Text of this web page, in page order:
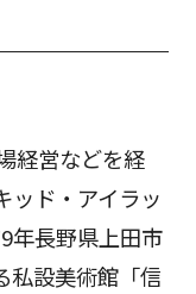
経営などを経
ッド・アイラッ
年長野県上田市
私設美術館「信